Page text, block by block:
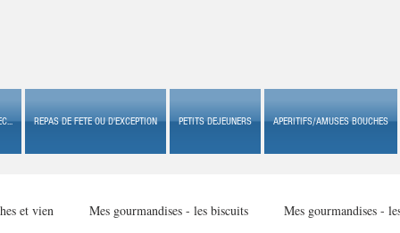
REPAS DE FETE OU D'EXCEPTION PETITS DEJEUNERS APERITIFS/AMUSES BOUCHES
et vien Mes gourmandises - les biscuits Mes gourmandises -